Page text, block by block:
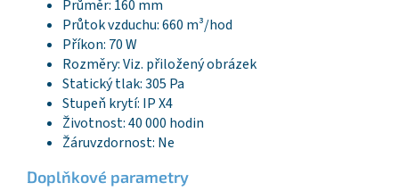
Průměr: 160 mm
Průtok vzduchu: 660 m³/hod
Příkon: 70 W
Rozměry: Viz. přiložený obrázek
Statický tlak: 305 Pa
Stupeň krytí: IP X4
Životnost: 40 000 hodin
Žáruvzdornost: Ne
Doplňkové parametry